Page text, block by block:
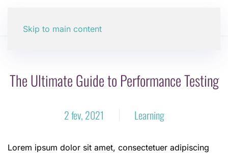
Skip to main content
The Ultimate Guide to Performance Testing
2 fev, 2021 Learning
Lorem ipsum dolor sit amet, consectetuer adipiscing